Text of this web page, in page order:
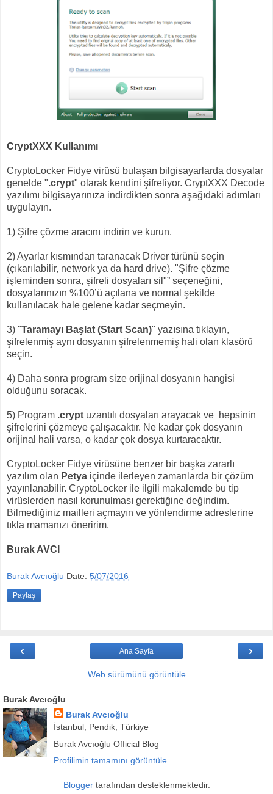
CryptXXX Kullanımı
CryptoLocker Fidye virüsü bulaşan bilgisayarlarda dosyalar
genelde ".crypt" olarak kendini şifreliyor. CryptXXX Decode
yazılımı bilgisayarınıza indirdikten sonra aşağıdaki adımları
uygulayın.
1) Şifre çözme aracını indirin ve kurun.
2) Ayarlar kısmından taranacak Driver türünü seçin
(çıkarılabilir, network ya da hard drive). "Şifre çözme
işleminden sonra, şifreli dosyaları sil"” seçeneğini,
dosyalarınızın %100’ü açılana ve normal şekilde
kullanılacak hale gelene kadar seçmeyin.
3) "Taramayı Başlat (Start Scan)" yazısına tıklayın,
şifrelenmiş aynı dosyanın şifrelenmemiş hali olan klasörü
seçin.
4) Daha sonra program size orijinal dosyanın hangisi
olduğunu soracak.
5) Program .crypt uzantılı dosyaları arayacak ve hepsinin
şifrelerini çözmeye çalışacaktır. Ne kadar çok dosyanın
orijinal hali varsa, o kadar çok dosya kurtaracaktır.
CryptoLocker Fidye virüsüne benzer bir başka zararlı
yazılım olan Petya içinde ilerleyen zamanlarda bir çözüm
yayınlanabilir. CryptoLocker ile ilgili makalemde bu tip
virüslerden nasıl korunulması gerektiğine değindim.
Bilmediğiniz mailleri açmayın ve yönlendirme adreslerine
tıkla mamanızı öneririm.
Burak AVCI
Burak Avcıoğlu Date: 5/07/2016
Paylaş
‹ ›
Ana Sayfa
Web sürümünü görüntüle
Burak Avcıoğlu
Burak Avcıoğlu
İstanbul, Pendik, Türkiye
Burak Avcıoğlu Official Blog
Profilimin tamamını görüntüle
Bloggertarafından desteklenmektedir.